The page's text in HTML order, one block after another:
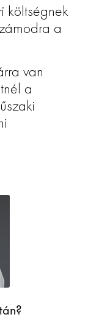
költségnek
a
van
a